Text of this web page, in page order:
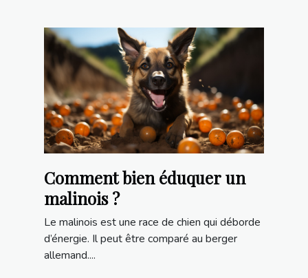
Comment bien éduquer un
malinois ?
Le malinois est une race de chien qui déborde
d’énergie. Il peut être comparé au berger
allemand....